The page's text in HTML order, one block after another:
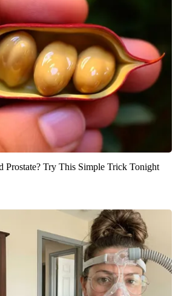
Prostate? Try This Simple Trick Tonight